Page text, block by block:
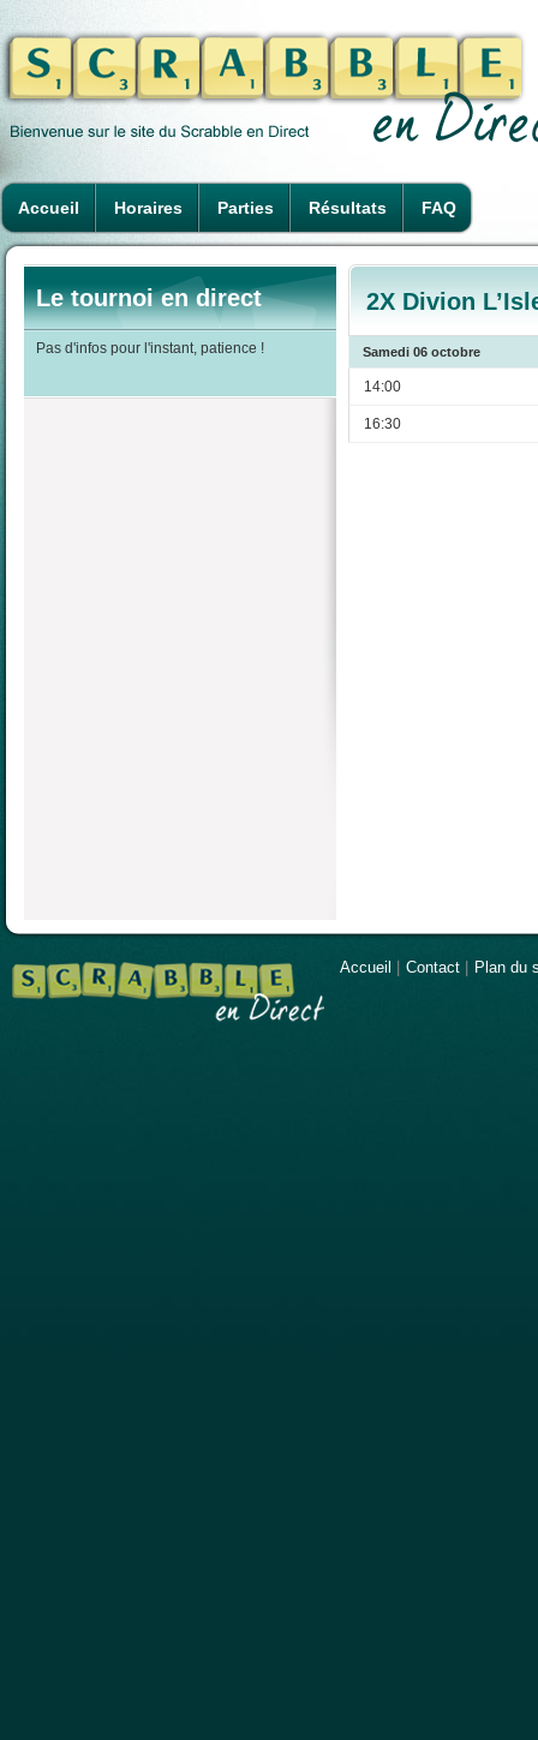
Accueil Horaires Parties Résultats FAQ
Le tournoi en direct
Pas d'infos pour l'instant, patience !
2X Divion
Samedi 06 octobre
14:00
16:30
Accueil Contact Plan du